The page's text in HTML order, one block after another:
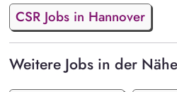
CSR Jobs in Hannover
Weitere Jobs in der Nähe